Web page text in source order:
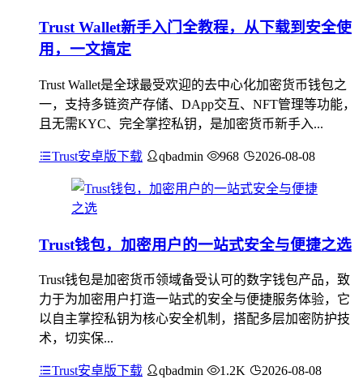
Trust Wallet新手入门全教程，从下载到安全使
用，一文搞定
Trust Wallet是全球最受欢迎的去中心化加密货币钱包之
一，支持多链资产存储、DApp交互、NFT管理等功能，
且无需KYC、完全掌控私钥，是加密货币新手入...
Trust安卓版下载 qbadmin 968 2026-08-08
Trust钱包，加密用户的一站式安全与便捷之选
Trust钱包是加密货币领域备受认可的数字钱包产品，致
力于为加密用户打造一站式的安全与便捷服务体验，它
以自主掌控私钥为核心安全机制，搭配多层加密防护技
术，切实保...
Trust安卓版下载 qbadmin 1.2K 2026-08-08